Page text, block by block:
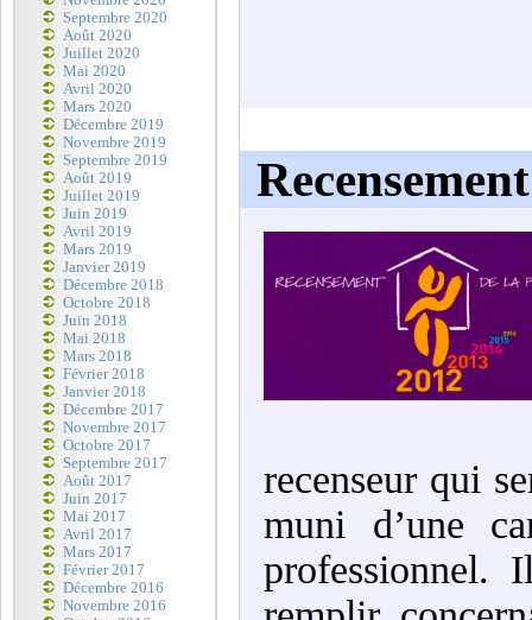
Septembre 2020
Août 2020
Juillet 2020
Mai 2020
Avril 2020
Mars 2020
Décembre 2019
Novembre 2019
Septembre 2019
Août 2019
Juillet 2019
Juin 2019
Avril 2019
Mars 2019
Janvier 2019
Décembre 2018
Octobre 2018
Juin 2018
Mai 2018
Mars 2018
Février 2018
Janvier 2018
Décembre 2017
Novembre 2017
Octobre 2017
Septembre 2017
Août 2017
Juin 2017
Mai 2017
Avril 2017
Mars 2017
Février 2017
Décembre 2016
Novembre 2016
recenseur qui
muni d’une
professionnel.